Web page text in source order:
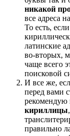
никакой
все адреса
То есть,
латинские
во-вторых,
чаще всего
поисковой
И все же,
перед вами
рекомендую
кириллицы
правильно